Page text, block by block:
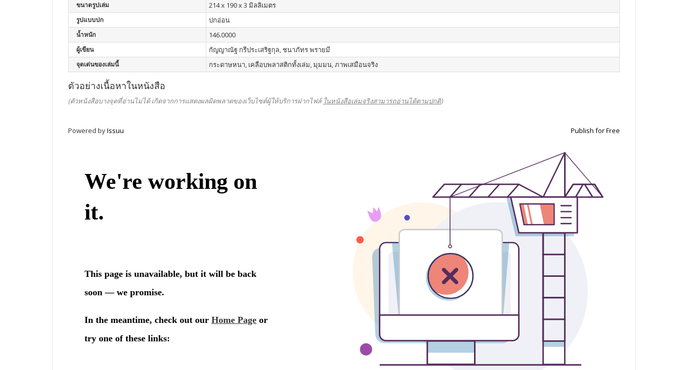
ขนาดรูปเล่ม 214 x 190 x 3 มิลลิเมตร
รูปแบบปก ปกอ่อน
น้ำหนัก 146.0000
ผู้เขียน กัญญาณัฐ กรีประเสริฐกุล, ชนาภัทร พรายมี
จุดเด่นของเล่มนี้ กระดาษหนา, เคลือบพลาสติกทั้งเล่ม, มุมมน, ภาพเสมือนจริง
ตัวอย่างเนื้อหาในหนังสือ
(ตัวหนังสือบางจุดที่อ่านไม่ได้ เกิดจากการแสดงผลผิดพลาดของเว็บไซต์ผู้ให้บริการฝากไฟล์ ในหนังสือเล่มจริงสามารถอ่านได้ตามปกติ)
Powered byIssuu Publish for Free